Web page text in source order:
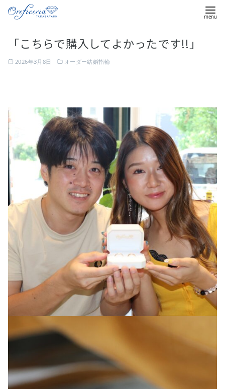
「こちらで購入してよかったです!!」
2026年3月8日 オーダー結婚指輪